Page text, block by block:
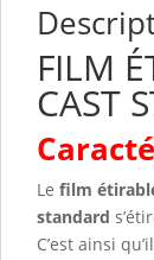
FILM
CAST
Le film
standard
C’est ainsi